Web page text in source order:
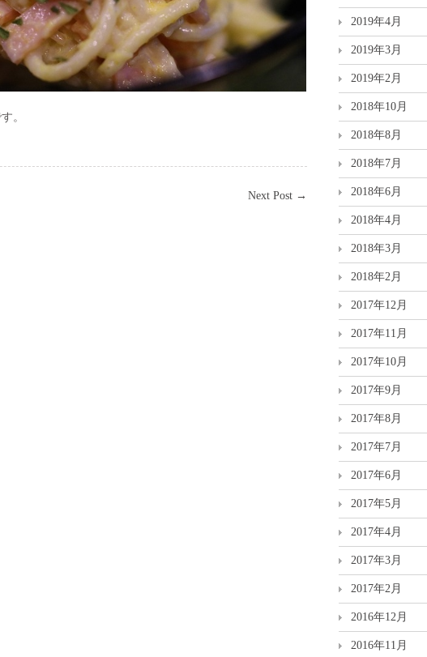
。
Next Post →
2019年4月
2019年3月
2019年2月
2018年10月
2018年8月
2018年7月
2018年6月
2018年4月
2018年3月
2018年2月
2017年12月
2017年11月
2017年10月
2017年9月
2017年8月
2017年7月
2017年6月
2017年5月
2017年4月
2017年3月
2017年2月
2016年12月
2016年11月